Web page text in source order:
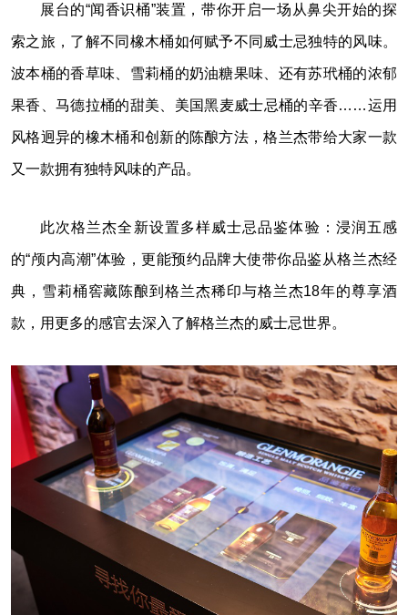
展台的“闻香识桶”装置，带你开启一场从鼻尖开始的探
索之旅，了解不同橡木桶如何赋予不同威士忌独特的风味。
波本桶的香草味、雪莉桶的奶油糖果味、还有苏玳桶的浓郁
果香、马德拉桶的甜美、美国黑麦威士忌桶的辛香……运用
风格迥异的橡木桶和创新的陈酿方法，格兰杰带给大家一款
又一款拥有独特风味的产品。
此次格兰杰全新设置多样威士忌品鉴体验：浸润五感
的“颅内高潮”体验，更能预约品牌大使带你品鉴从格兰杰经
典，雪莉桶窖藏陈酿到格兰杰稀印与格兰杰18年的尊享酒
款，用更多的感官去深入了解格兰杰的威士忌世界。